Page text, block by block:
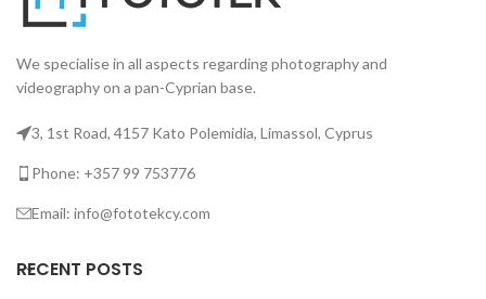
We specialise in all aspects regarding photography and
videography on a pan-Cyprian base.
3, 1st Road, 4157 Kato Polemidia, Limassol, Cyprus
Phone: +357 99 753776
Email: info@fototekcy.com
RECENT POSTS